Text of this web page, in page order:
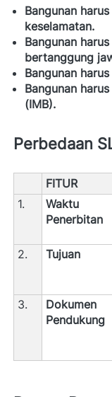
Bangunan
keselamatan.
Bangunan
bertanggung
Bangunan
Bangunan
(IMB).
Perbedaan
FITUR
1.
Waktu
Penerbitan
2.
Tujuan
3.
Dokumen
Pendukung